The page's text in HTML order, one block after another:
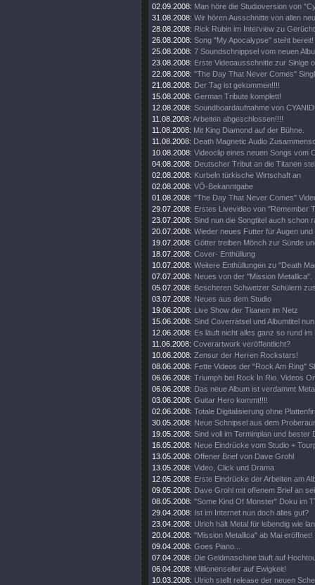
02.09.2008: Man höre die Studioversion von
31.08.2008: Wir hören Ausschnitte von allen
28.08.2008: Rick Rubin im Interview zu
26.08.2008: Song "My Apocalypse" steht bereit!
25.08.2008: 7 Soundschnippsel vom neuen
23.08.2008: Erste Videoausschnitte zur Sinlge
22.08.2008: "The Day That Never Comes"
21.08.2008: Der Tag ist gekommen!!!!
15.08.2008: German Tribute komplett!
12.08.2008: Soundboardaufnahme von
11.08.2008: Arbeiten abgeschlossen!!!!
11.08.2008: Mit King Diamond auf der Bühne.
11.08.2008: Death Magnetic Audio
10.08.2008: Videoclip eines neuen Songs vom
04.08.2008: Deutscher Tribut an die Titanen
02.08.2008: Kurbeln türkische Wirtschaft an
02.08.2008: VÖ-Bekanntgabe
01.08.2008: "The Day That Never Comes"
29.07.2008: Erstes Livevideo von "Remember
23.07.2008: Sind nun die Songtitel auch schon
20.07.2008: Wieder neues Futter für Augen
19.07.2008: Götter treiben Mönch zur Sünde
18.07.2008: Cover- Enthüllung
10.07.2008: Weitere Enthüllungen zu "Death
07.07.2008: Neues von der "Mission Metallica".
05.07.2008: Bescheren Schweizer Schülern
03.07.2008: Neues aus dem Studio
19.06.2008: Live Show der Titanen im Netz
15.06.2008: Sind Coverrätsel und Albumtitel
12.06.2008: Es läuft nicht alles ganz so rund im
11.06.2008: Coverartwork veröffentlicht?
10.06.2008: Zensur der Herren Rockstars!
08.06.2008: Fette Videos der "Rock Am Ring"
06.06.2008: Triumph bei Rock In Rio. Videos
06.06.2008: Das neue Album ist verdammt
03.06.2008: Guitar Hero kommt!!!!
02.06.2008: Totale Digitalisierung ohne
30.05.2008: Neue Schnipsel aus dem
19.05.2008: Sind voll im Terminplan und bester
16.05.2008: Neue Eindrücke vom Studio +
13.05.2008: Offener Brief von Dave Grohl
13.05.2008: Video, Click und Drama
12.05.2008: Erste Eindrücke der Arbeiten am
09.05.2008: Dave Grohl mit offenem Brief an
08.05.2008: "Some Kind Of Monster" Doku im
29.04.2008: Ist im Internet nun doch alles gut?
23.04.2008: Ulrich hält Metal für lebendig wie
20.04.2008: "Mission Metallica" ab Mai eröffnet!
09.04.2008: Goes Piano...
07.04.2008: Die Geldmaschine läuft auf
06.04.2008: Millionenseller auf Ewigkeit!
10.03.2008: Ulrich stellt release der neuen